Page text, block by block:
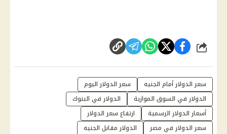
شارك
سعر الدولار أمام الجنيه
سعر الدولار اليوم
الدولار في السوق الموازية
الدولار في البنوك
أسعار الدولار الرسمية
ارتفاع سعر الدولار
سعر الدولار في مصر
الدولار مقابل الجنيه